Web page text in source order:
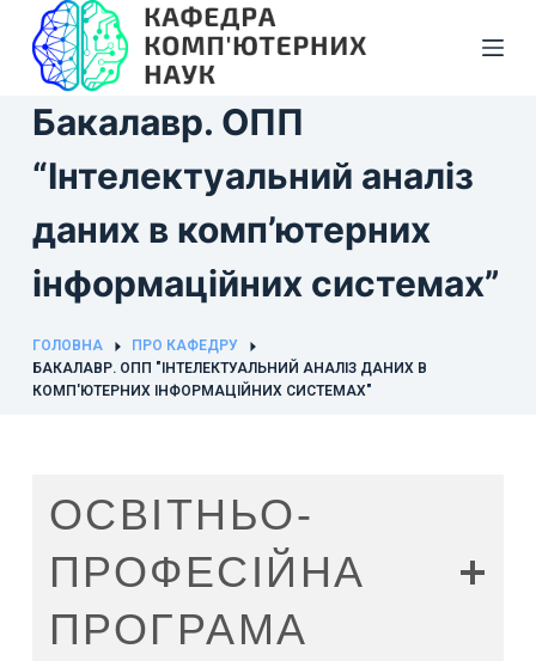
П
е
д
о
м
Бакалавр. ОПП
“Інтелектуальний аналіз
даних в комп’ютерних
інформаційних системах”
ГОЛОВНА
ПРО КАФЕДРУ
БАКАЛАВР. ОПП "ІНТЕЛЕКТУАЛЬНИЙ АНАЛІЗ ДАНИХ В
КОМП'ЮТЕРНИХ ІНФОРМАЦІЙНИХ СИСТЕМАХ"
ОСВІТНЬО-
ПРОФЕСІЙНА
ПРОГРАМА